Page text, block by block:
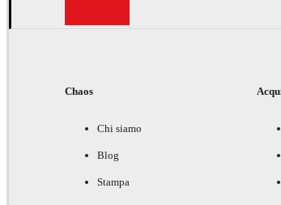
Chaos
Chi siamo
Blog
Stampa